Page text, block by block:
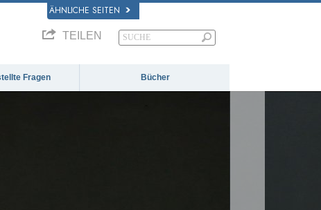
ÄHNLICHE SEITEN
TEILEN
Fragen Bücher